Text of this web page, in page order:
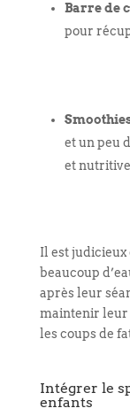
Barre de
pour
et un peu
et
Il est judicieux
beaucoup
après leur
maintenir leur
les coups de
Intégrer le
enfants